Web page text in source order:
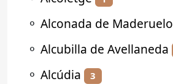
⚬ Alconada de Maderuelo
⚬ Alcubilla de Avellaneda
⚬ Alcúdia 3